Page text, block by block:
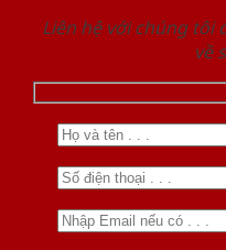
Liên hệ với chúng tôi
về